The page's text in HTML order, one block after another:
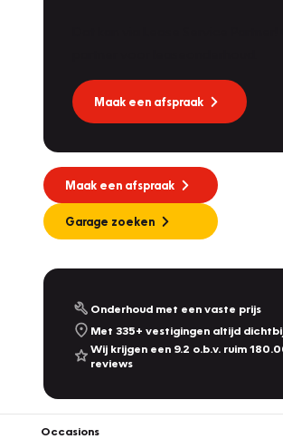
Maak een afspraak
Maak een afspraak
Garage zoeken
Onderhoud met een vaste prijs
Met 335+ vestigingen altijd
Wij krijgen een 9.2 o.b.v. ruim
reviews
Occasions